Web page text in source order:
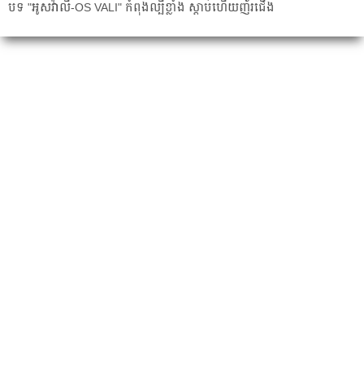
បទ "អូសវ៉ាលី-OS VALI" កំពុងល្បីខ្លាំង ស្ដាប់ហើយញ័រជើង